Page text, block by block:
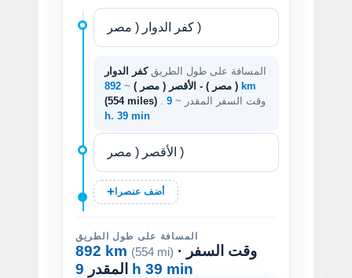
المسافة على طول الطريقكفر الدوار
( مصر ) - الأقصر ( مصر ) ~
892 km
(554 miles)
. وقت السفر المقدر ~ 9
h. 39 min
أضف عنصرا
المسافة على طول الطريق
892 km (554 mi) · وقت السفر
المقدر 9 h 39 min